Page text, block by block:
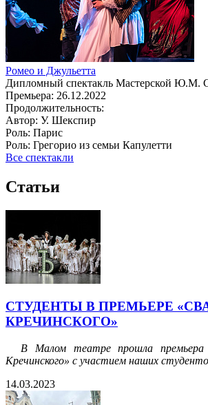
Ромео и Джульетта
Дипломный спектакль Мастерской Ю.М.
Премьера: 26.12.2022
Продолжительность:
Автор: У. Шекспир
Роль: Парис
Роль: Грегорио из семьи Капулетти
Все спектакли
Статьи
СТУДЕНТЫ В ПРЕМЬЕРЕ
КРЕЧИНСКОГО»
В Малом театре прошла премьера
Кречинского» с участием наших
14.03.2023